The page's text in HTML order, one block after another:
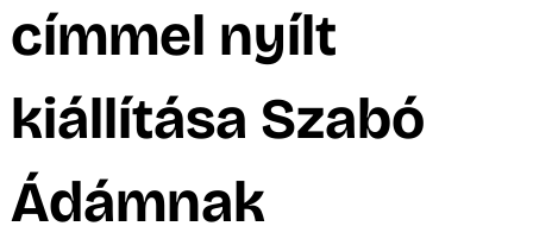
címmel nyílt
kiállítása Szabó
Ádámnak